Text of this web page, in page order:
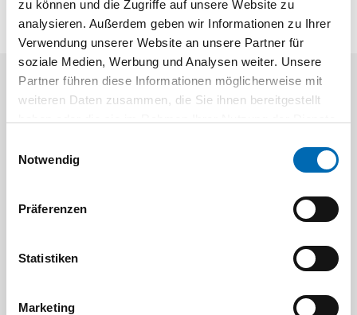
zu können und die Zugriffe auf unsere Website zu
analysieren. Außerdem geben wir Informationen zu Ihrer
Verwendung unserer Website an unsere Partner für
soziale Medien, Werbung und Analysen weiter. Unsere
Partner führen diese Informationen möglicherweise mit
weiteren Daten zusammen, die Sie ihnen bereitgestellt
Notwendig
Präferenzen
Statistiken
Marketing
Aktuelle Angebote
Bit-
Artikel-Nr.